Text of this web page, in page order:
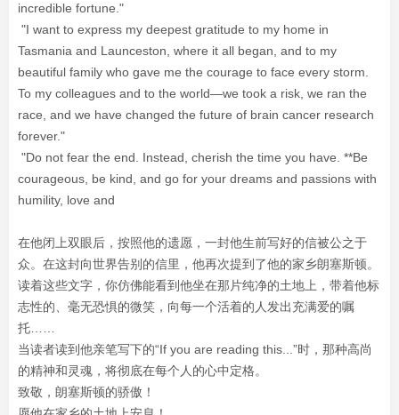
incredible fortune."
"I want to express my deepest gratitude to my home in
Tasmania and Launceston, where it all began, and to my
beautiful family who gave me the courage to face every storm.
To my colleagues and to the world—we took a risk, we ran the
race, and we have changed the future of brain cancer research
forever."
"Do not fear the end. Instead, cherish the time you have. **Be
courageous, be kind, and go for your dreams and passions with
humility, love and
在他闭上双眼后，按照他的遗愿，一封他生前写好的信被公之于
众。在这封向世界告别的信里，他再次提到了他的家乡朗塞斯顿。
读着这些文字，你仿佛能看到他坐在那片纯净的土地上，带着他标
志性的、毫无恐惧的微笑，向每一个活着的人发出充满爱的嘱
托……
当读者读到他亲笔写下的“If you are reading this...”时，那种高尚
的精神和灵魂，将彻底在每个人的心中定格。
致敬，朗塞斯顿的骄傲！